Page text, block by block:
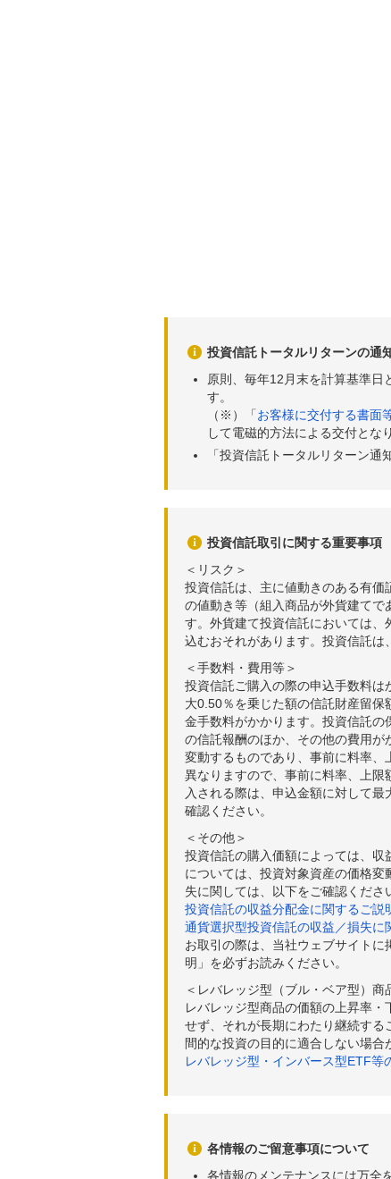
投資信託トータルリターンの通
原則、毎年12月末を計算基準
す。
（※）「お客様に交付する書面
して電磁的方法による交付とな
「投資信託トータルリターン通
投資信託取引に関する重要事項
＜リスク＞
投資信託は、主に値動きのある有
の値動き等（組入商品が外貨建て
す。外貨建て投資信託においては
込むおそれがあります。投資信託は
＜手数料・費用等＞
投資信託ご購入の際の申込手数料
大0.50％を乗じた額の信託財産留
金手数料がかかります。投資信託
の信託報酬のほか、その他の費用
変動するものであり、事前に料率
異なりますので、事前に料率、上
入される際は、申込金額に対して
確認ください。
＜その他＞
投資信託の購入価額によっては、
については、投資対象資産の価格
失に関しては、以下をご確認くださ
投資信託の収益分配金に関するご説
通貨選択型投資信託の収益／損失に
お取引の際は、当社ウェブサイト
明」を必ずお読みください。
＜レバレッジ型（ブル・ベア型）商
レバレッジ型商品の価額の上昇率
せず、それが長期にわたり継続す
間的な投資の目的に適合しない場合
レバレッジ型・インバース型ETF等
各情報のご留意事項について
各情報のメンテナンスには万全